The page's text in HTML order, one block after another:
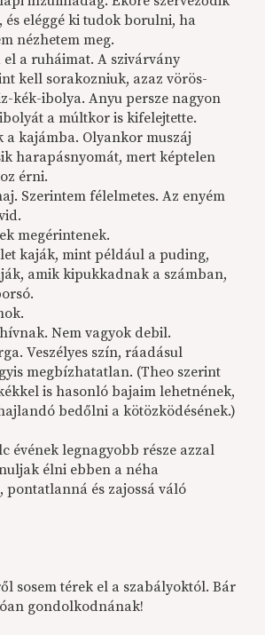
és eléggé ki tudok borulni, ha
nézhetem meg.
el a ruháimat. A szivárvány
kell sorakozniuk, azaz vörös-
kék-ibolya. Anyu persze nagyon
a múltkor is kifelejtette.
a kajámba. Olyankor muszáj
harapásnyomát, mert képtelen
érni.
Szerintem félelmetes. Az enyém
megérintenek.
kaják, mint például a puding,
amik kipukkadnak a számban,
Nem vagyok debil.
Veszélyes szín, ráadásul
megbízhatatlan. (Theo szerint
is hasonló bajaim lehetnének,
bedőlni a kötözködésének.)
évének legnagyobb része azzal
élni ebben a néha
pontatlanná és zajossá váló
sosem térek el a szabályoktól. Bár
gondolkodnának!